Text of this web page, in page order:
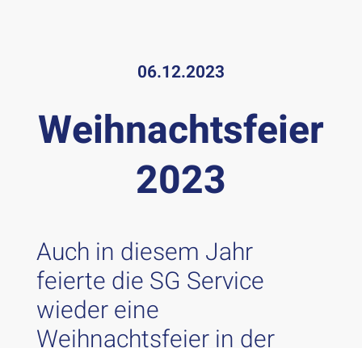
06.12.2023
Weihnachtsfeier
2023
Auch in diesem Jahr
feierte die SG Service
wieder eine
Weihnachtsfeier in der